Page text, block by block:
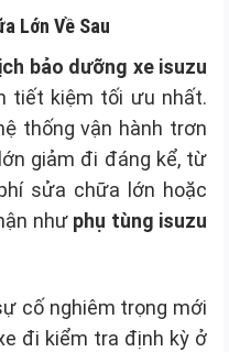
Lớn Về Sau
bảo dưỡng xe isuzu
tiết kiệm tối ưu nhất.
thống vận hành trơn
giảm đi đáng kể, từ
sửa chữa lớn hoặc
như phụ tùng isuzu
cố nghiêm trọng mới
đi kiểm tra định kỳ ở